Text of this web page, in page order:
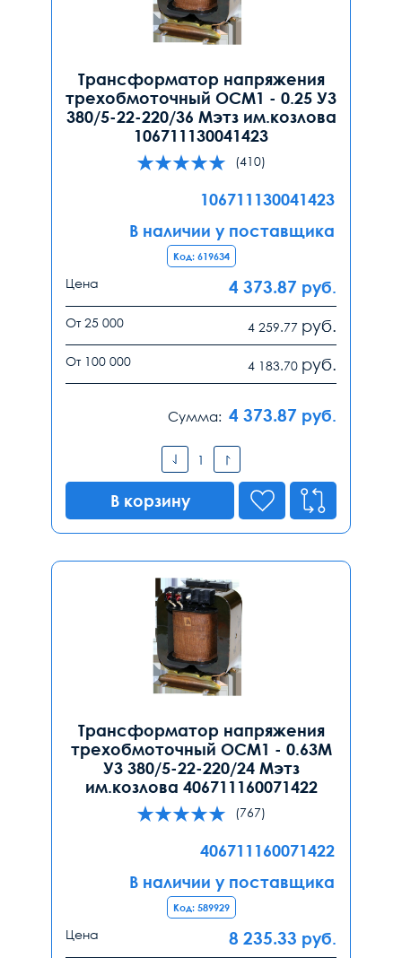
Трансформатор напряжения
трехобмоточный ОСМ1 - 0.25 У3
380/5-22-220/36 Мэтз им.козлова
106711130041423
(410)
106711130041423
В наличии у поставщика
Код: 619634
Цена 4 373.87 руб.
От 25 000 4 259.77 руб.
От 100 000 4 183.70 руб.
Сумма: 4 373.87 руб.
В корзину
Трансформатор напряжения
трехобмоточный ОСМ1 - 0.63М
У3 380/5-22-220/24 Мэтз
им.козлова 406711160071422
(767)
406711160071422
В наличии у поставщика
Код: 589929
Цена 8 235.33 руб.